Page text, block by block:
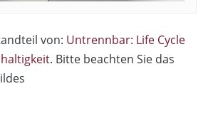
von: Untrennbar: Life Cycle
. Bitte beachten Sie das